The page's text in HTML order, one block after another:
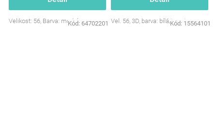
Velikost: 56, Barva: modrá
Kód: 64702201 Vel. 56, 3D, barva: bílá/smetana
Kód: 15564101